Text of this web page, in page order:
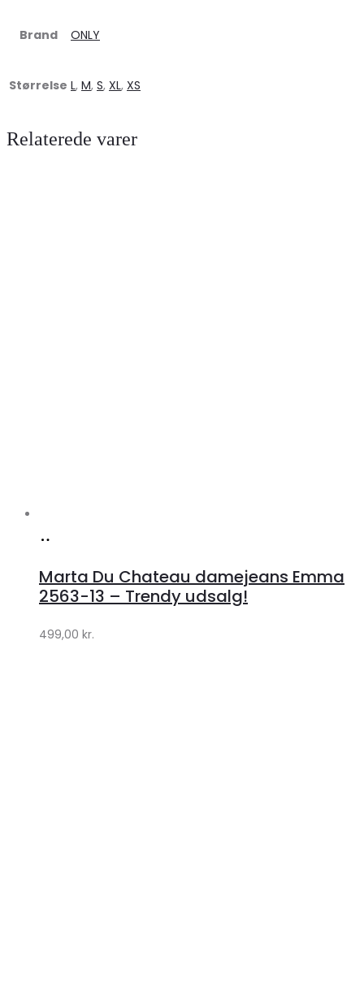
Brand ONLY
Størrelse L, M, S, XL, XS
Relaterede varer
Klædeskabet.dk
Marta Du Chateau damejeans Emma
2563-13 – Trendy udsalg!
499,00 kr.